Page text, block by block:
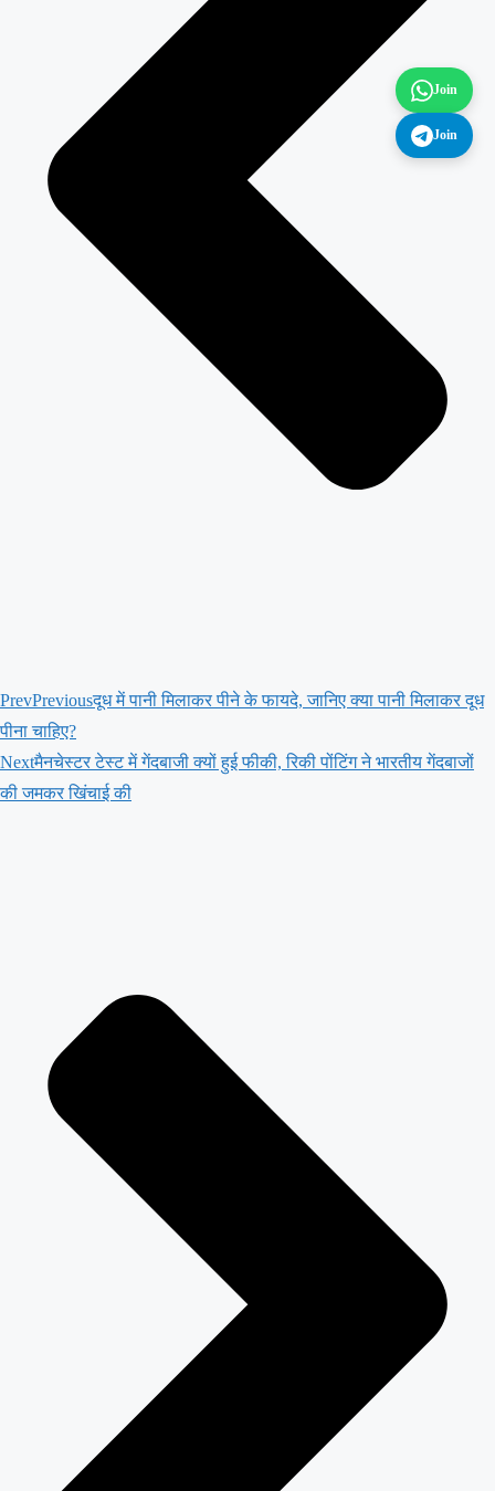
PrevPreviousदूध में पानी मिलाकर पीने के फायदे, जानिए क्या पानी मिलाकर दूध
पीना चाहिए?
Nextमैनचेस्टर टेस्ट में गेंदबाजी क्यों हुई फीकी, रिकी पोंटिंग ने भारतीय गेंदबाजों
की जमकर खिंचाई की
Join
Join